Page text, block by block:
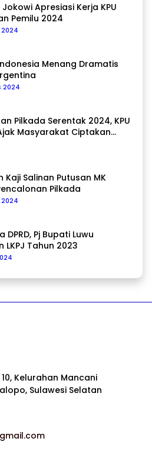
Apresiasi Kerja KPU
Pemilu 2024
Menang Dramatis
2024
Pilkada Serentak 2024, KPU
Masyarakat Ciptakan
Kaji Salinan Putusan MK
Pilkada
DPRD, Pj Bupati Luwu
LKPJ Tahun 2023
Kelurahan Mancani
Sulawesi Selatan